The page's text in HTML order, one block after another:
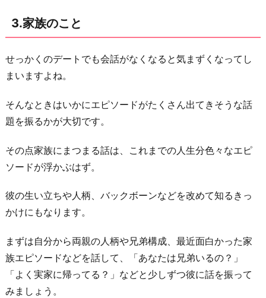
3.家族のこと
せっかくのデートでも会話がなくなると気まずくなってし
まいますよね。
そんなときはいかにエピソードがたくさん出てきそうな話
題を振るかが大切です。
その点家族にまつまる話は、これまでの人生分色々なエピ
ソードが浮かぶはず。
彼の生い立ちや人柄、バックボーンなどを改めて知るきっ
かけにもなります。
まずは自分から両親の人柄や兄弟構成、最近面白かった家
族エピソードなどを話して、「あなたは兄弟いるの？」
「よく実家に帰ってる？」などと少しずつ彼に話を振って
みましょう。